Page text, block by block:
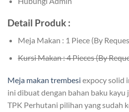
Detail Produk :
Meja Makan : 1 Piece (By
Kursi Makan : 4 Pieces (By
Meja makan trembesi expocy solid
ini dibuat dengan bahan baku
TPK Perhutani pilihan yang sudah